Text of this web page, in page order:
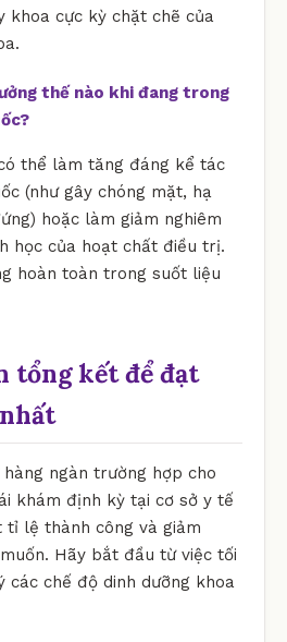
khoa cực kỳ chặt chẽ của
thế nào khi đang trong
thể làm tăng đáng kể tác
(như gây chóng mặt, hạ
hoặc làm giảm nghiêm
học của hoạt chất điều trị.
hoàn toàn trong suốt liệu
tổng kết để đạt
ngàn trường hợp cho
khám định kỳ tại cơ sở y tế
lệ thành công và giảm
Hãy bắt đầu từ việc tối
các chế độ dinh dưỡng khoa